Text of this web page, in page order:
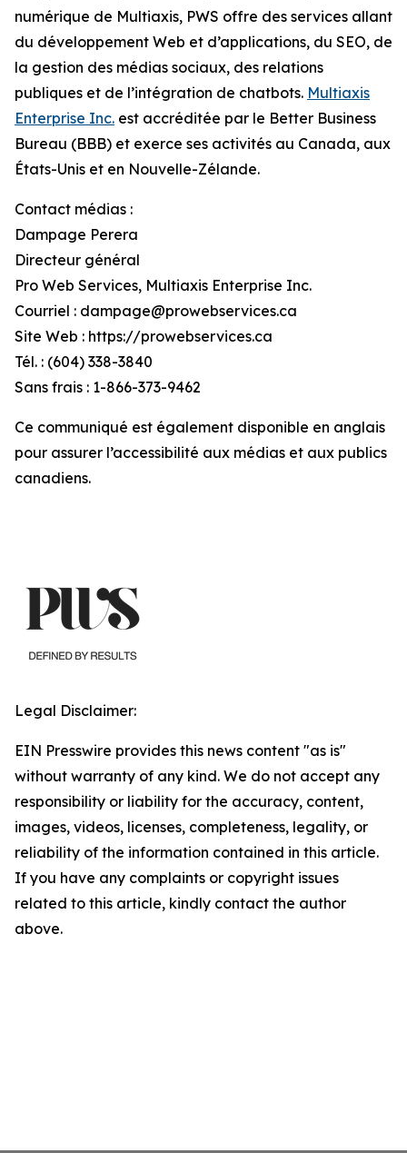
numérique de Multiaxis, PWS offre des services allant
du développement Web et d’applications, du SEO, de
la gestion des médias sociaux, des relations
publiques et de l’intégration de chatbots. Multiaxis
Enterprise Inc. est accréditée par le Better Business
Bureau (BBB) et exerce ses activités au Canada, aux
États-Unis et en Nouvelle-Zélande.
Contact médias :
Dampage Perera
Directeur général
Pro Web Services, Multiaxis Enterprise Inc.
Courriel : dampage@prowebservices.ca
Site Web : https://prowebservices.ca
Tél. : (604) 338-3840
Sans frais : 1-866-373-9462
Ce communiqué est également disponible en anglais
pour assurer l’accessibilité aux médias et aux publics
canadiens.
Legal Disclaimer:
EIN Presswire provides this news content "as is"
without warranty of any kind. We do not accept any
responsibility or liability for the accuracy, content,
images, videos, licenses, completeness, legality, or
reliability of the information contained in this article.
If you have any complaints or copyright issues
related to this article, kindly contact the author
above.